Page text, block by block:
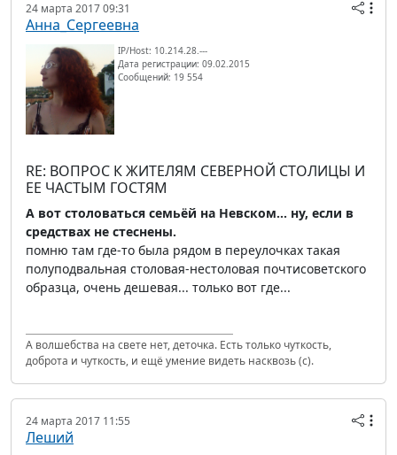
24 марта 2017 09:31
Анна_Сергеевна
IP/Host: 10.214.28.---
Дата регистрации: 09.02.2015
Сообщений: 19 554
RE: ВОПРОС К ЖИТЕЛЯМ СЕВЕРНОЙ СТОЛИЦЫ И
ЕЕ ЧАСТЫМ ГОСТЯМ
А вот столоваться семьёй на Невском... ну, если в
средствах не стеснены.
помню там где-то была рядом в переулочках такая
полуподвальная столовая-нестоловая почтисоветского
образца, очень дешевая... только вот где...
А волшебства на свете нет, деточка. Есть только чуткость,
доброта и чуткость, и ещё умение видеть насквозь (с).
24 марта 2017 11:55
Леший